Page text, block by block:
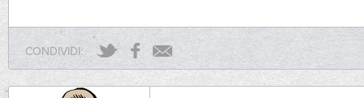
CONDIVIDI: